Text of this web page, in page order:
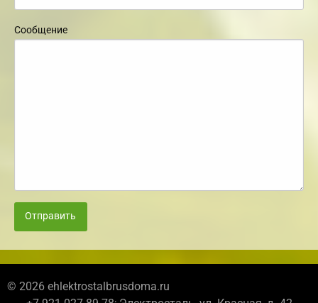
Сообщение
Отправить
© 2026 ehlektrostalbrusdoma.ru